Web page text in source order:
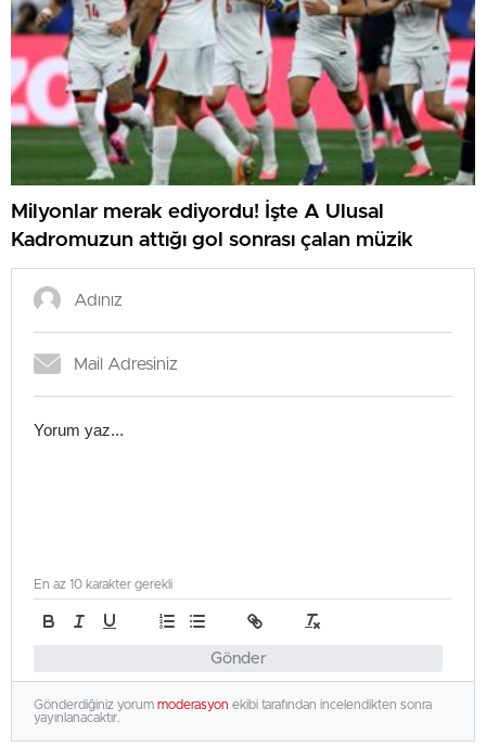
Milyonlar merak ediyordu! İşte A Ulusal
Kadromuzun attığı gol sonrası çalan müzik
Gönder
En az 10 karakter gerekli
Gönderdiğiniz yorum moderasyon ekibi tarafından incelendikten sonra
yayınlanacaktır.